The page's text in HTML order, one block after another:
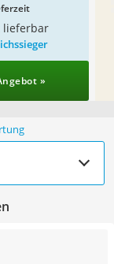
lieferbar
»